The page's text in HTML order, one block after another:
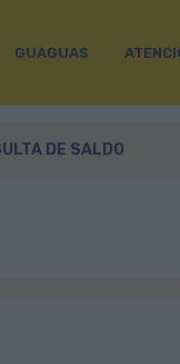
GUAGUAS
DE SALDO